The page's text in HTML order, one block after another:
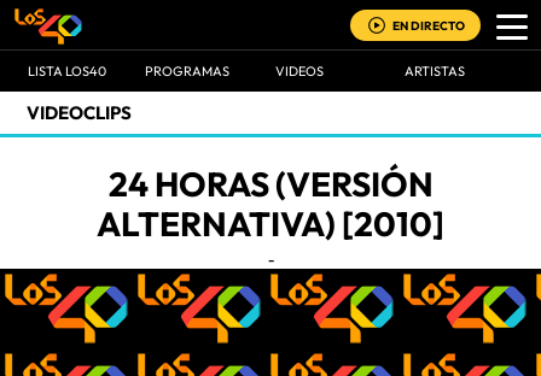
EN DIRECTO
LISTA LOS40 PROGRAMAS VIDEOS ARTISTAS
VIDEOCLIPS
24 HORAS (VERSIÓN
ALTERNATIVA) [2010]
-